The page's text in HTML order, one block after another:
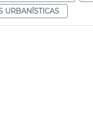
URBANÍSTICAS